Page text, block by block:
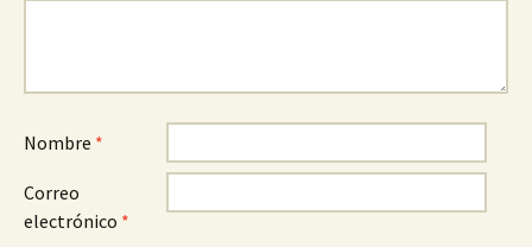
Nombre *
Correo
electrónico *